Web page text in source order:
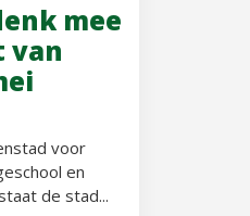
mee
van
voor
en
de stad...